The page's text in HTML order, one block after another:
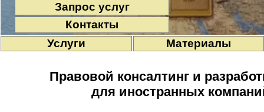
Запрос услуг
Контакты
Услуги
Материалы
Правовой консалтинг и
для иностранных